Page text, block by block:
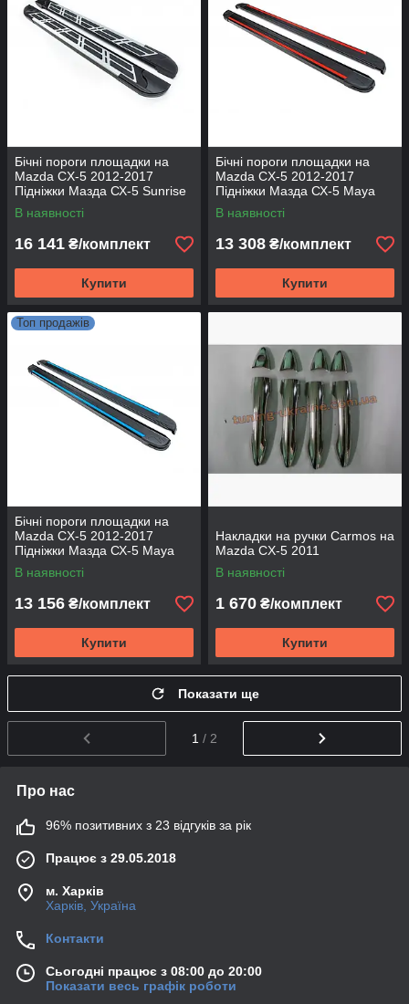
Бічні пороги площадки на
Mazda CX-5 2012-2017
Підніжки Мазда СХ-5 Sunrise
В наявності
16 141 ₴/комплект
Купити
Бічні пороги площадки на
Mazda CX-5 2012-2017
Підніжки Мазда СХ-5 Maya
Red
В наявності
13 308 ₴/комплект
Купити
Топ продажів
Бічні пороги площадки на
Mazda CX-5 2012-2017
Підніжки Мазда СХ-5 Maya
Blue
В наявності
13 156 ₴/комплект
Купити
Накладки на ручки Carmos на
Mazda CX-5 2011
В наявності
1 670 ₴/комплект
Купити
Показати ще
1 / 2
Про нас
96% позитивних з 23 відгуків за рік
Працює з 29.05.2018
м. Харків
Харків, Україна
Контакти
Сьогодні працює з 08:00 до 20:00
Показати весь графік роботи